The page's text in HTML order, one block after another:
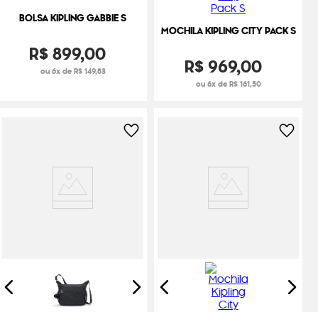
BOLSA KIPLING GABBIE S
R$899,00
ou 6x de R$ 149,83
MOCHILA KIPLING CITY PACK S
R$969,00
ou 6x de R$ 161,50